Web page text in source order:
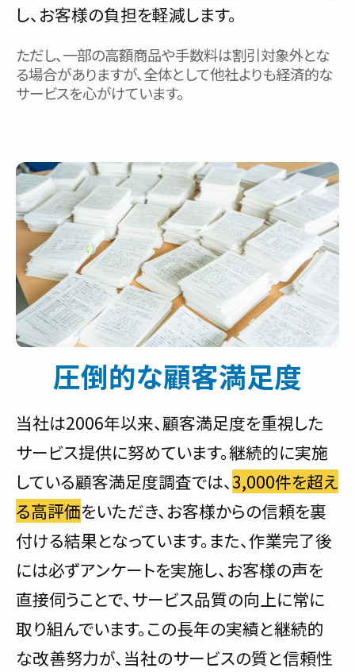
し、お客様の負担を軽減します。
ただし、一部の高額商品や手数料は割引対象外とな
る場合がありますが、全体として他社よりも経済的な
サービスを心がけています。
圧倒的な顧客満足度
当社は2006年以来、顧客満足度を重視した
サービス提供に努めています。継続的に実施
している顧客満足度調査では、 3,000件を超え
る高評価をいただき、お客様からの信頼を裏
付ける結果となっています。また、作業完了後
には必ずアンケートを実施し、お客様の声を
直接伺うことで、サービス品質の向上に常に
取り組んでいます。この長年の実績と継続的
な改善努力が、当社のサービスの質と信頼性